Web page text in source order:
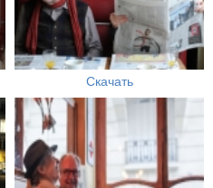
Скачать